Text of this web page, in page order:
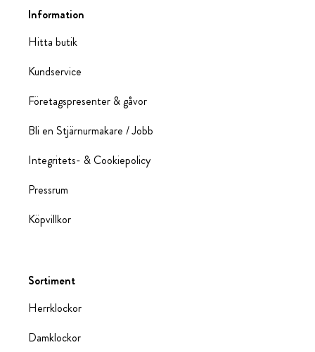
Information
Hitta butik
Kundservice
Företagspresenter & gåvor
Bli en Stjärnurmakare / Jobb
Integritets- & Cookiepolicy
Pressrum
Köpvillkor
Sortiment
Herrklockor
Damklockor